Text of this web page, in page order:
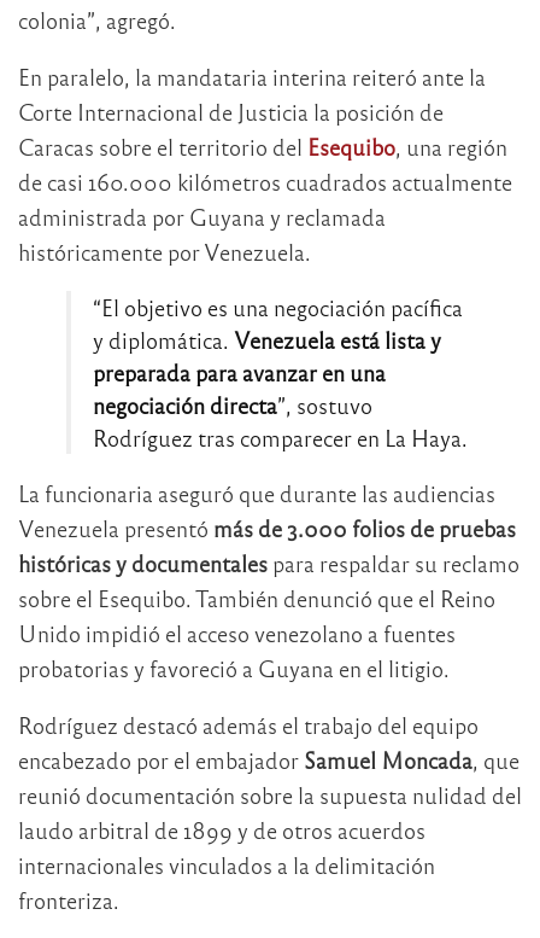
colonia”, agregó.
En paralelo, la mandataria interina reiteró ante la
Corte Internacional de Justicia la posición de
Caracas sobre el territorio del Esequibo, una región
de casi 160.000 kilómetros cuadrados actualmente
administrada por Guyana y reclamada
históricamente por Venezuela.
“El objetivo es una negociación pacífica
y diplomática. Venezuela está lista y
preparada para avanzar en una
negociación directa”, sostuvo
Rodríguez tras comparecer en La Haya.
La funcionaria aseguró que durante las audiencias
Venezuela presentó más de 3.000 folios de pruebas
históricas y documentales para respaldar su reclamo
sobre el Esequibo. También denunció que el Reino
Unido impidió el acceso venezolano a fuentes
probatorias y favoreció a Guyana en el litigio.
Rodríguez destacó además el trabajo del equipo
encabezado por el embajador Samuel Moncada, que
reunió documentación sobre la supuesta nulidad del
laudo arbitral de 1899 y de otros acuerdos
internacionales vinculados a la delimitación
fronteriza.